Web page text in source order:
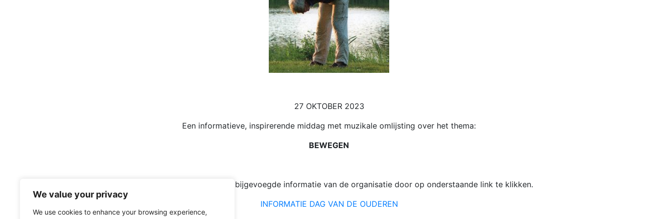
We value your privacy
We use cookies to enhance your browsing experience,
27 OKTOBER 2023
Een informatieve, inspirerende middag met muzikale omlijsting over het thema:
BEWEGEN
Voor meer informatie lees de bijgevoegde informatie van de organisatie door op onderstaande link te klikken.
INFORMATIE DAG VAN DE OUDEREN